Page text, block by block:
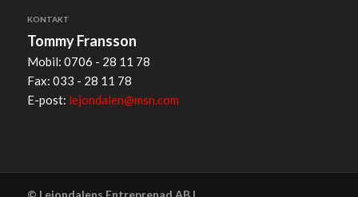
KONTAKT
Tommy Fransson
Mobil: 0706 - 28 11 78
Fax: 033 - 28 11 78
E-post: lejondalen@msn.com
© Lejondalens Entreprenad AB |